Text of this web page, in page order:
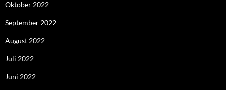
Oktober 2022
September 2022
August 2022
Juli 2022
Juni 2022